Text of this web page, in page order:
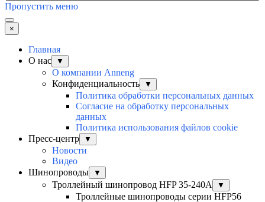
Пропустить меню
×
Главная
О нас
▼
О компании Anneng
Конфиденциальность
▼
Политика обработки персональных данных
Согласие на обработку персональных
данных
Политика использования файлов cookie
Пресс-центр
▼
Новости
Видео
Шинопроводы
▼
Троллейный шинопровод HFP 35-240А ▼
Троллейные шинопроводы серии HFP56